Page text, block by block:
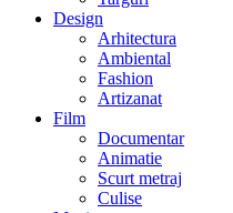
Design
Arhitectura
Ambiental
Fashion
Artizanat
Film
Documentar
Animatie
Scurt metraj
Culise